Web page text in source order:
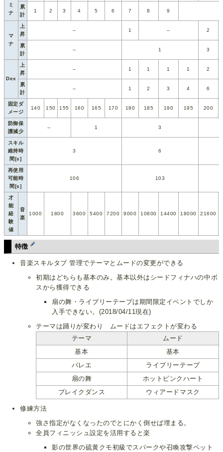
ミ
ナ
累
計
1 2 3 4 5 6 7 8 9
マ
ナ
上
昇
-- 1 -- 2
累
計
-- 1 3
Dex
上
昇
-- 1 1 1 1 2
累
計
-- 1 2 3 4 6
固定ダ
メージ
140 150 155 160 165 170 180 185 190 195 200
防御保
護減少
-- 1 3
スキル
維持時
間[s]
3 6
再使用
可能時
間[s]
106 103
才
能
経
験
値
音
楽
1000 1800 3600 5400 7200 9000 10800 14400 18000 21600
特徴
音楽スキルタブ 管理でテーマとムードの変更ができる
初期はどちらも基本のみ。基本以外はシードフィナハの中ボ
スから獲得できる
扇の舞・ライブリーテープは期間限定イベントでしか
入手できない。(2018/04/11現在)
テーマは踊りが変わり ムードはエフェクトが変わる
テーマ
ムード
基本
基本
バレエ
ライブリーテープ
扇の舞
ホットピンクハート
ブレイクダンス
ウィアードマスク
修練方法
強さ指定がなくなったのでとにかく倒せば埋まる。
全員フィニッシュ設定を活用すると楽
影の世界の硫黄クモ初級でスパークや召喚攻撃ペット